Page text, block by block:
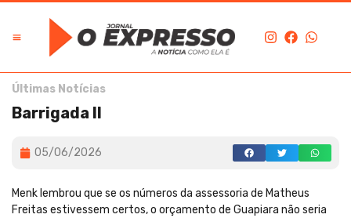
Últimas Notícias
Barrigada II
05/06/2026
Menk lembrou que se os números da assessoria de Matheus
Freitas estivessem certos, o orçamento de Guapiara não seria